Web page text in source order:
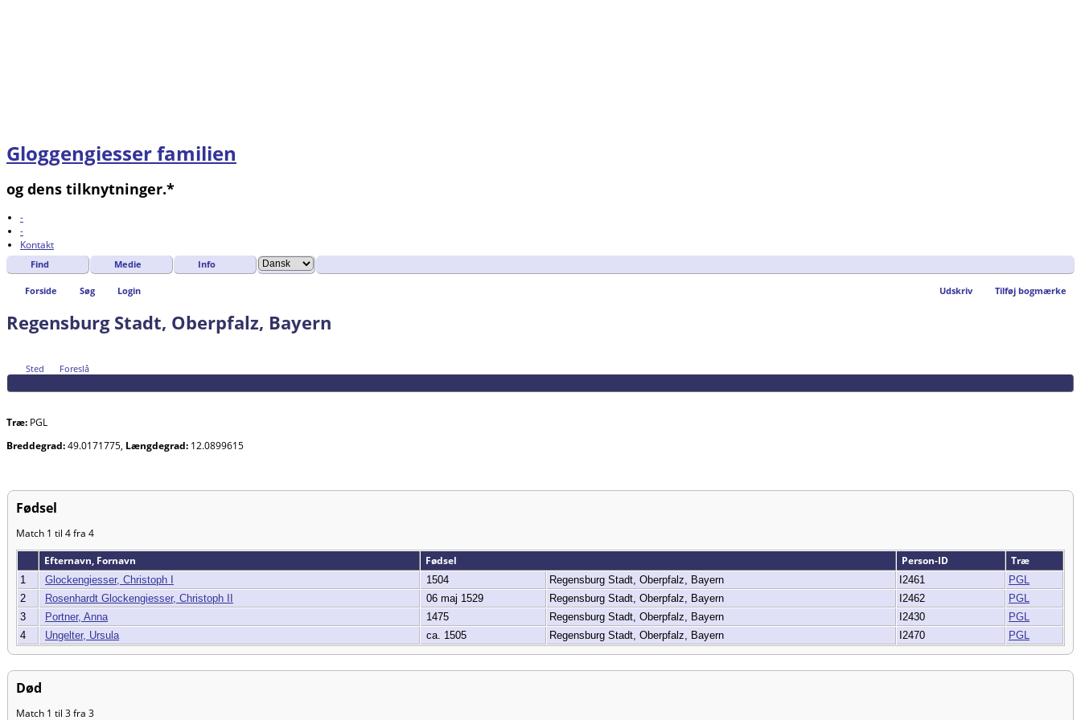
Gloggengiesser familien
og dens tilknytninger.*
-
-
Kontakt
Find Medie Info
Forside Søg Login Udskriv Tilføj bogmærke
Regensburg Stadt, Oberpfalz, Bayern
Sted Foreslå
Træ: PGL
Breddegrad:49.0171775, Længdegrad: 12.0899615
Fødsel
Match 1 til 4 fra 4
Efternavn, Fornavn
Fødsel Person-ID Træ
1 Glockengiesser, Christoph I 1504 Regensburg Stadt, Oberpfalz, Bayern I2461
PGL
2
Rosenhardt Glockengiesser, Christoph II 06 maj 1529 Regensburg Stadt, Oberpfalz, Bayern I2462
PGL
3
Portner, Anna 1475 Regensburg Stadt, Oberpfalz, Bayern I2430
PGL
4
Ungelter, Ursula ca. 1505 Regensburg Stadt, Oberpfalz, Bayern I2470 PGL
Død
Match 1 til 3 fra 3